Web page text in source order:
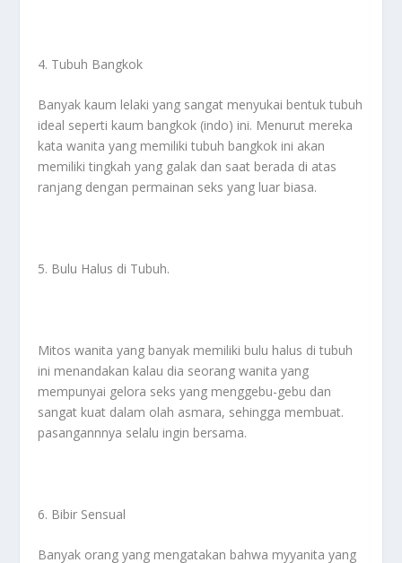
4. Tubuh Bangkok
Banyak kaum lelaki yang sangat menyukai bentuk tubuh
ideal seperti kaum bangkok (indo) ini. Menurut mereka
kata wanita yang memiliki tubuh bangkok ini akan
memiliki tingkah yang galak dan saat berada di atas
ranjang dengan permainan seks yang luar biasa.
5. Bulu Halus di Tubuh.
Mitos wanita yang banyak memiliki bulu halus di tubuh
ini menandakan kalau dia seorang wanita yang
mempunyai gelora seks yang menggebu-gebu dan
sangat kuat dalam olah asmara, sehingga membuat.
pasangannnya selalu ingin bersama.
6. Bibir Sensual
Banyak orang yang mengatakan bahwa myyanita yang